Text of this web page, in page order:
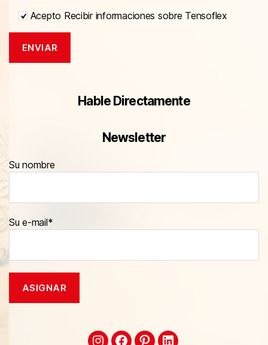
Acepto Recibir informaciones sobre Tensoflex
Hable Directamente
Newsletter
Su nombre
Su e-mail*